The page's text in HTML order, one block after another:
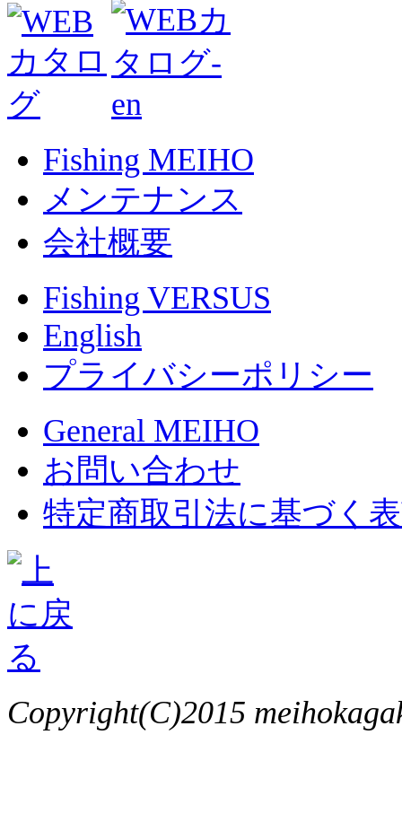
Fishing MEIHO
メンテナンス
会社概要
Fishing VERSUS
English
プライバシーポリシー
General MEIHO
お問い合わせ
特定商取引法に基づく
Copyright(C)2015